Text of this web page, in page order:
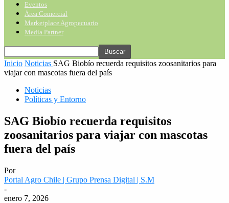
Eventos
Área Comercial
Marketplace Agropecuario
Media Partner
Inicio Noticias SAG Biobío recuerda requisitos zoosanitarios para
viajar con mascotas fuera del país
Noticias
Políticas y Entorno
SAG Biobío recuerda requisitos
zoosanitarios para viajar con mascotas
fuera del país
Por
Portal Agro Chile | Grupo Prensa Digital | S.M
-
enero 7, 2026